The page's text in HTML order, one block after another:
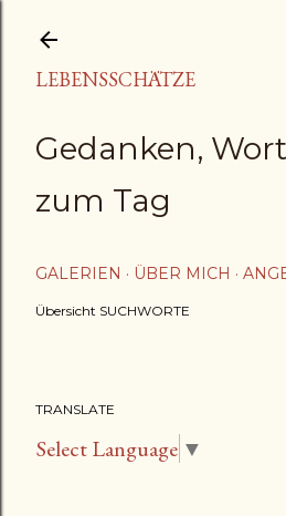
LEBENSSCHÄTZE
Gedanken,
zum Tag
GALERIEN ÜBER MICH
Übersicht SUCHWORTE
TRANSLATE
Select Language ▼